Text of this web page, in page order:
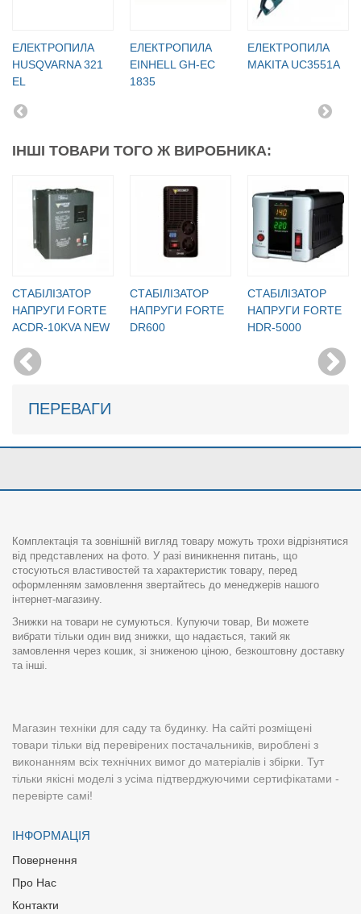
ЕЛЕКТРОПИЛА
HUSQVARNA 321
EL
ЕЛЕКТРОПИЛА
EINHELL GH-EC
1835
ЕЛЕКТРОПИЛА
MAKITA UC3551A
ІНШІ ТОВАРИ ТОГО Ж ВИРОБНИКА:
CТАБІЛІЗАТОР
НАПРУГИ FORTE
ACDR-10KVA NEW
CТАБІЛІЗАТОР
НАПРУГИ FORTE
DR600
CТАБІЛІЗАТОР
НАПРУГИ FORTE
HDR-5000
ПЕРЕВАГИ
Комплектація та зовнішній вигляд товару можуть трохи відрізнятися
від представлених на фото. У разі виникнення питань, що
стосуються властивостей та характеристик товару, перед
оформленням замовлення звертайтесь до менеджерів нашого
інтернет-магазину.
Знижки на товари не сумуються. Купуючи товар, Ви можете
вибрати тільки один вид знижки, що надається, такий як
замовлення через кошик, зі зниженою ціною, безкоштовну доставку
та інші.
Магазин техніки для саду та будинку. На сайті розміщені
товари тільки від перевірених постачальників, вироблені з
виконанням всіх технічних вимог до матеріалів і збірки. Тут
тільки якісні моделі з усіма підтверджуючими сертифікатами -
перевірте самі!
ІНФОРМАЦІЯ
Повернення
Про Нас
Контакти